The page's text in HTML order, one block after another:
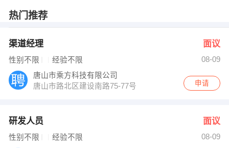
热门推荐
渠道经理 面议
性别不限 经验不限
08-09
唐山市乘方科技有限公司
唐山市路北区建设南路75-77号
申请
研发人员 面议
性别不限 经验不限
08-09